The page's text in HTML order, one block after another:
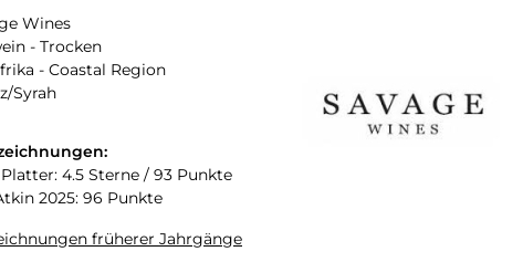
Wines
- Trocken
- Coastal Region
Syrah
4.5 Sterne / 93 Punkte
2025: 96 Punkte
früherer Jahrgänge